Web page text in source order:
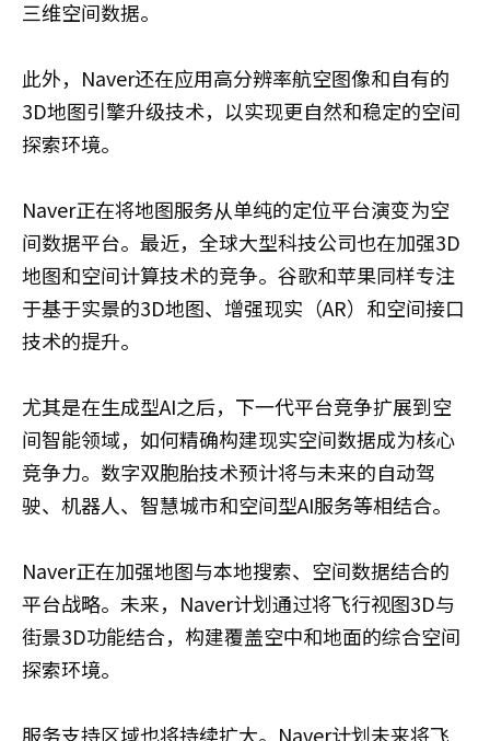
三维空间数据。
此外，Naver还在应用高分辨率航空图像和自有的
3D地图引擎升级技术，以实现更自然和稳定的空间
探索环境。
Naver正在将地图服务从单纯的定位平台演变为空
间数据平台。最近，全球大型科技公司也在加强3D
地图和空间计算技术的竞争。谷歌和苹果同样专注
于基于实景的3D地图、增强现实（AR）和空间接口
技术的提升。
尤其是在生成型AI之后，下一代平台竞争扩展到空
间智能领域，如何精确构建现实空间数据成为核心
竞争力。数字双胞胎技术预计将与未来的自动驾
驶、机器人、智慧城市和空间型AI服务等相结合。
Naver正在加强地图与本地搜索、空间数据结合的
平台战略。未来，Naver计划通过将飞行视图3D与
街景3D功能结合，构建覆盖空中和地面的综合空间
探索环境。
服务支持区域也将持续扩大。Naver计划未来将飞